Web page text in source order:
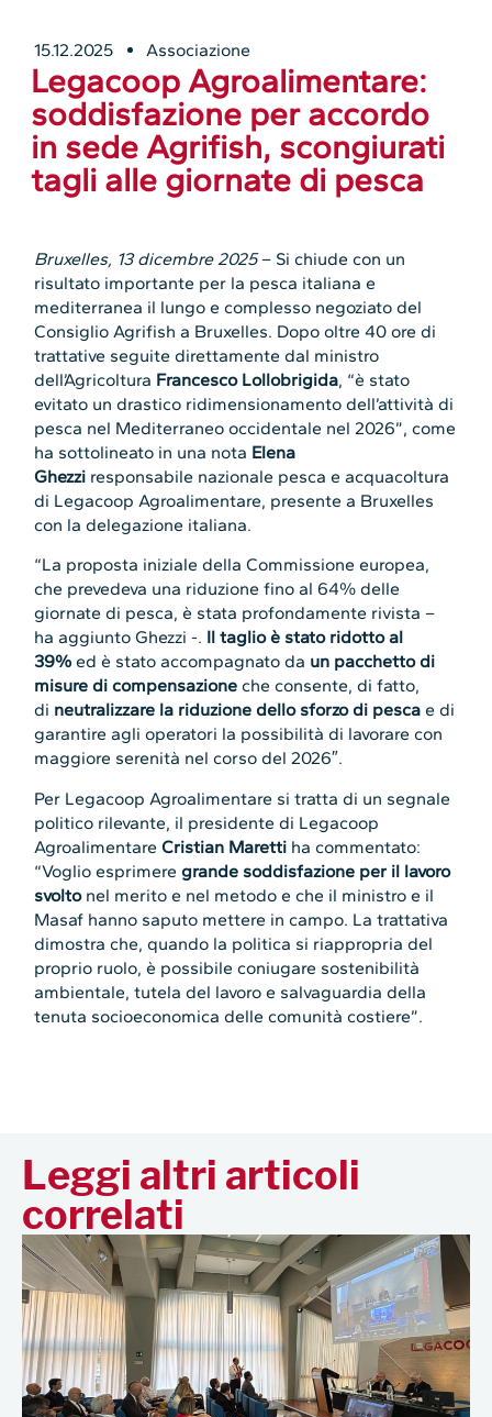
15.12.2025 Associazione
Legacoop Agroalimentare:
soddisfazione per accordo
in sede Agrifish, scongiurati
tagli alle giornate di pesca
Bruxelles, 13 dicembre 2025– Si chiude con un
risultato importante per la pesca italiana e
mediterranea il lungo e complesso negoziato del
Consiglio Agrifish a Bruxelles. Dopo oltre 40 ore di
trattative seguite direttamente dal ministro
dell’Agricoltura Francesco Lollobrigida, “è stato
evitato un drastico ridimensionamento dell’attività di
pesca nel Mediterraneo occidentale nel 2026”, come
ha sottolineato in una nota Elena
Ghezzi responsabile nazionale pesca e acquacoltura
di Legacoop Agroalimentare, presente a Bruxelles
con la delegazione italiana.
“La proposta iniziale della Commissione europea,
che prevedeva una riduzione fino al 64% delle
giornate di pesca, è stata profondamente rivista –
ha aggiunto Ghezzi -. Il taglio è stato ridotto al
39%ed è stato accompagnato da un pacchetto di
misure di compensazioneche consente, di fatto,
di neutralizzare la riduzione dello sforzo di pesca e di
garantire agli operatori la possibilità di lavorare con
maggiore serenità nel corso del 2026″.
Per Legacoop Agroalimentare si tratta di un segnale
politico rilevante, il presidente di Legacoop
AgroalimentareCristian Maretti ha commentato:
“Voglio esprimeregrande soddisfazione per il lavoro
svoltonel merito e nel metodo e che il ministro e il
Masaf hanno saputo mettere in campo. La trattativa
dimostra che, quando la politica si riappropria del
proprio ruolo, è possibile coniugare sostenibilità
ambientale, tutela del lavoro e salvaguardia della
tenuta socioeconomica delle comunità costiere”.
Leggi altri articoli
correlati